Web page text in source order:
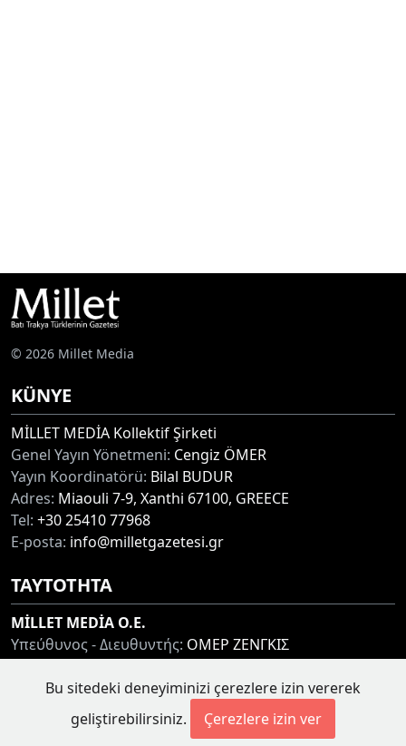
© 2026 Millet Media
KÜNYE
MİLLET MEDİA Kollektif Şirketi
Genel Yayın Yönetmeni: Cengiz ÖMER
Yayın Koordinatörü: Bilal BUDUR
Adres: Miaouli 7-9, Xanthi 67100, GREECE
Tel: +30 25410 77968
E-posta: info@milletgazetesi.gr
ΤΑΥΤΟΤΗΤΑ
MİLLET MEDİA O.E.
Υπεύθυνος - Διευθυντής: ΟΜΕΡ ΖΕΝΓΚΙΣ
Διεύθυνση:ΜΙΑΟΥΛΗ 7-9, ΞΑΝΘΗ 67100
+30 25410 77968
Ηλ. Διεύθυνση:
info@milletgazetesi.gr
Bu sitedeki deneyiminizi çerezlere izin vererek
geliştirebilirsiniz.
Çerezlere izin ver